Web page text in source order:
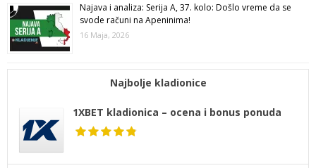
Najava i analiza: Serija A, 37. kolo: Došlo vreme da se
svode računi na Apeninima!
16 Maja, 2026
Najbolje kladionice
1XBET kladionica – ocena i bonus ponuda